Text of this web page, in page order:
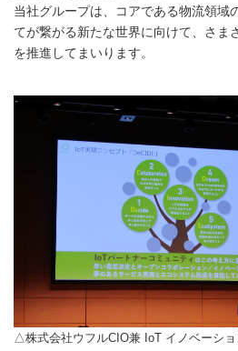
当社グループは、コアである物流領域
てが繋がる新たな世界に向けて、さま
を推進してまいります。
△株式会社ウフルCIO兼 IoT イノベーシ